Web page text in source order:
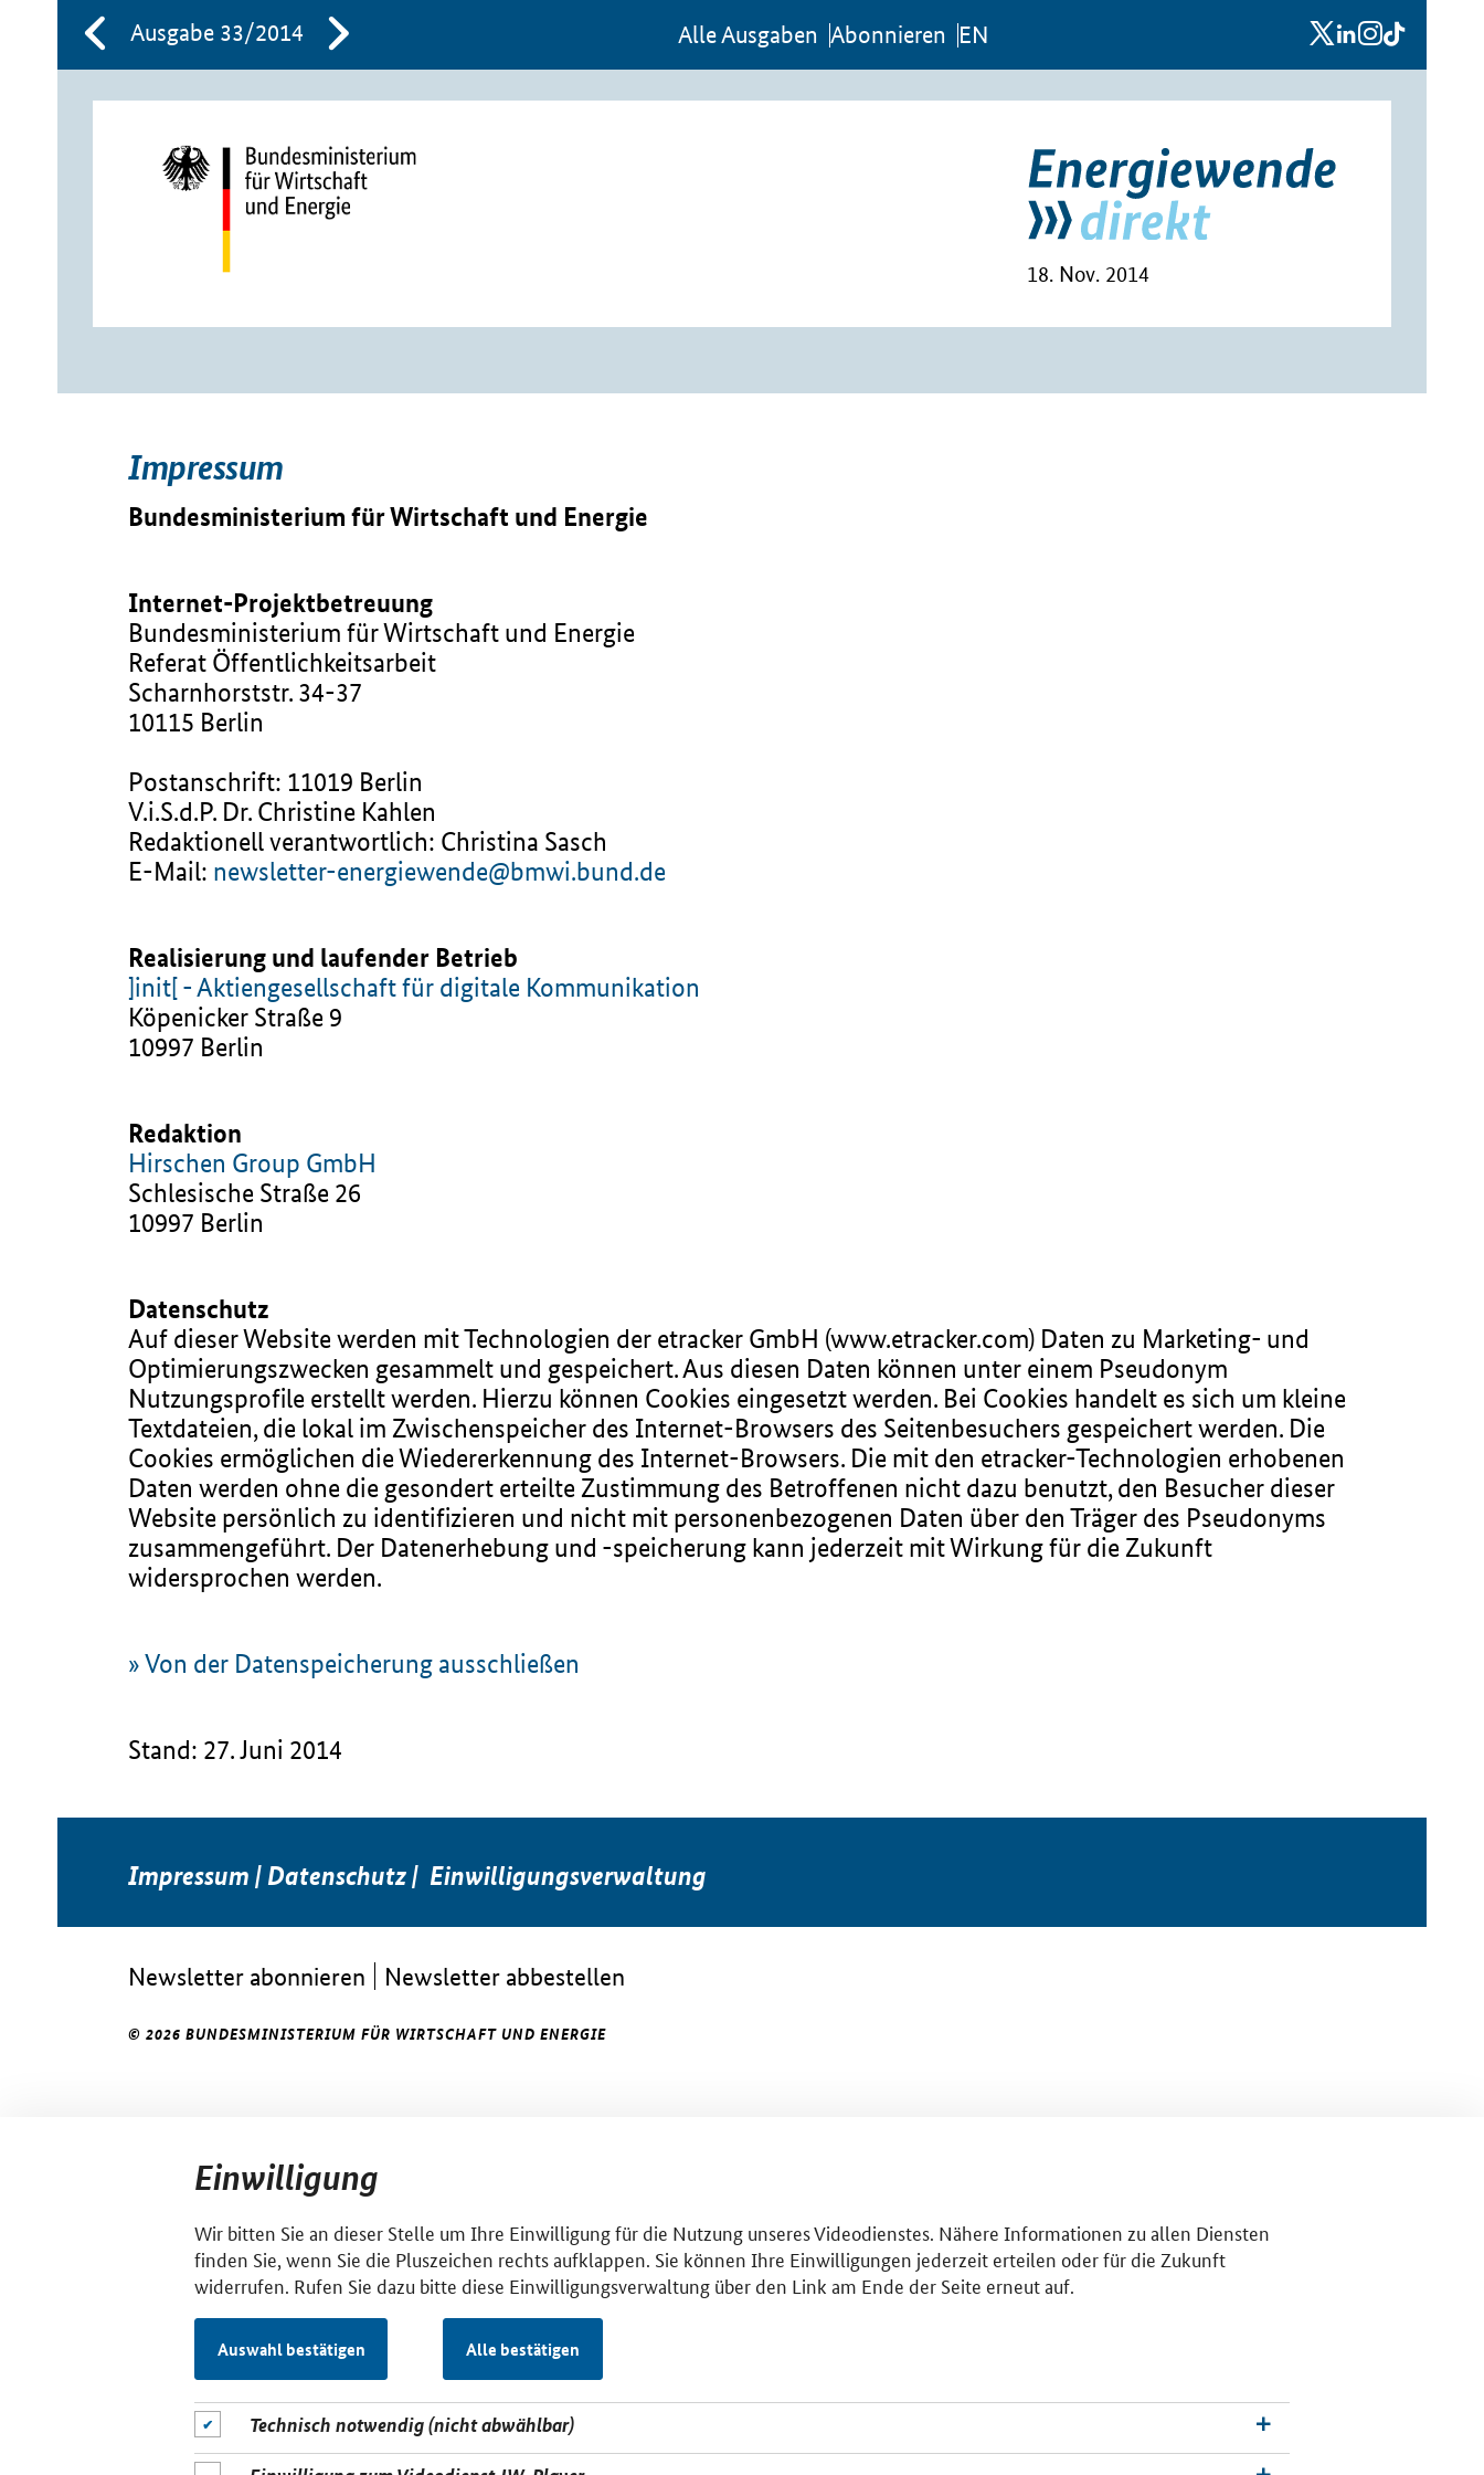
Ausgabe 33/2014 Al­le Aus­ga­ben Abon­nie­ren EN x linkedin
instagram
18. Nov. 2014
Impressum
Bundesministerium für Wirtschaft und Energie
Internet-Projektbetreuung
Bundesministerium für Wirtschaft und Energie
Referat Öffentlichkeitsarbeit
Scharnhorststr. 34-37
10115 Berlin
Postanschrift: 11019 Berlin
V.i.S.d.P. Dr. Christine Kahlen
Redaktionell verantwortlich: Christina Sasch
E-Mail: newsletter-energiewende@bmwi.bund.de
Realisierung und laufender Betrieb
]init[ - Aktiengesellschaft für digitale Kommunikation
Köpenicker Straße 9
10997 Berlin
Redaktion
Hirschen Group GmbH
Schlesische Straße 26
10997 Berlin
Datenschutz
Auf dieser Website werden mit Technologien der etracker GmbH (www.etracker.com) Daten zu Marketing- und
Optimierungszwecken gesammelt und gespeichert. Aus diesen Daten können unter einem Pseudonym
Nutzungsprofile erstellt werden. Hierzu können Cookies eingesetzt werden. Bei Cookies handelt es sich um kleine
Textdateien, die lokal im Zwischenspeicher des Internet-Browsers des Seitenbesuchers gespeichert werden. Die
Cookies ermöglichen die Wiedererkennung des Internet-Browsers. Die mit den etracker-Technologien erhobenen
Daten werden ohne die gesondert erteilte Zustimmung des Betroffenen nicht dazu benutzt, den Besucher dieser
Website persönlich zu identifizieren und nicht mit personenbezogenen Daten über den Träger des Pseudonyms
zusammengeführt. Der Datenerhebung und -speicherung kann jederzeit mit Wirkung für die Zukunft
widersprochen werden.
» Von der Datenspeicherung ausschließen
Stand: 27. Juni 2014
Impressum |Datenschutz| Einwilligungsverwaltung
Newsletter abonnieren Newsletter abbestellen
© 2026 BUNDESMINISTERIUM FÜR WIRTSCHAFT UND ENERGIE
Einwilligung
Wir bitten Sie an dieser Stelle um Ihre Einwilligung für die Nutzung unseres Videodienstes. Nähere Informationen zu allen Diensten
finden Sie, wenn Sie die Pluszeichen rechts aufklappen. Sie können Ihre Einwilligungen jederzeit erteilen oder für die Zukunft
widerrufen. Rufen Sie dazu bitte diese Einwilligungsverwaltung über den Link am Ende der Seite erneut auf.
Auswahl bestätigen Alle bestätigen
Technisch notwendig (nicht abwählbar)